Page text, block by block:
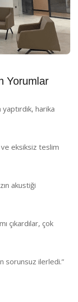
Yorumlar
harika
eksiksiz teslim
akustiği
çıkardılar, çok
sorunsuz ilerledi.”